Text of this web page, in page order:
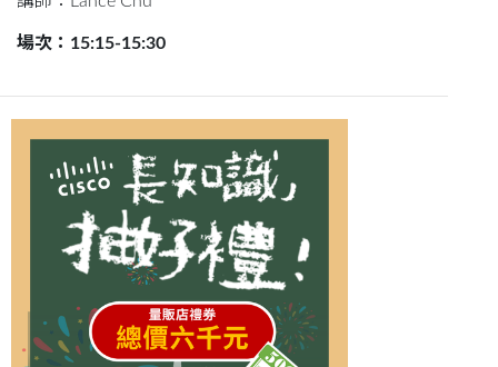
場次：15:15-15:30